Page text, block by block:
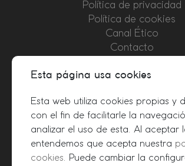
Política de privacidad
Política de cookies
Canal Ético
Contacto
+34 915 424 211
Esta página usa cookies
Esta web utiliza cookies propias y
con el fin de facilitarle la
analizar el uso de esta. Al aceptar
entendemos que acepta nuestra
cookies. Puede cambiar la